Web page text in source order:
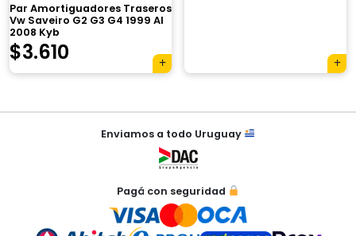
Par Amortiguadores Traseros
Vw Saveiro G2 G3 G4 1999 Al
2008 Kyb
El
precio
original
$3.610
precio
actual
NavegaciónEnviamos a todo Uruguay
Pagá con seguridad
Tu carrito está vacío.
automáticamente.